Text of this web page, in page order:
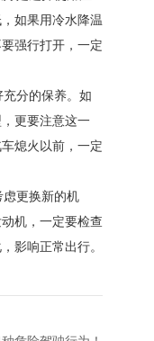
如果用冷水降温
强行打开，一定
分的保养。如
更要注意这一
熄火以前，一定
更换新的机
机，一定要检查
影响正常出行。